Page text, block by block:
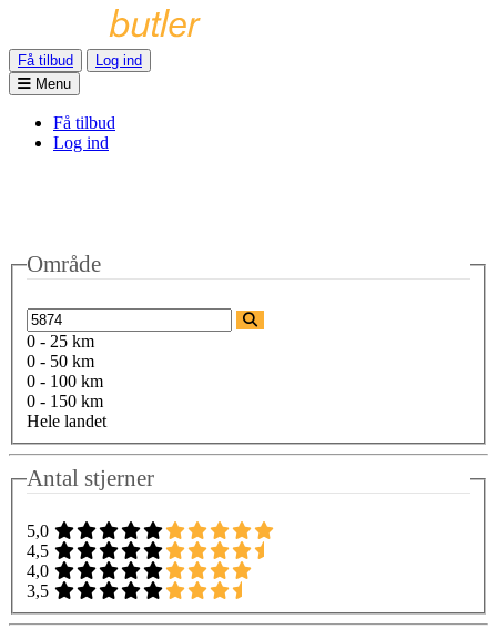
Få tilbud
Log ind
Menu
Få tilbud
Log ind
Område
0 - 25 km
0 - 50 km
0 - 100 km
0 - 150 km
Hele landet
Antal stjerner
5,0
4,5
4,0
3,5